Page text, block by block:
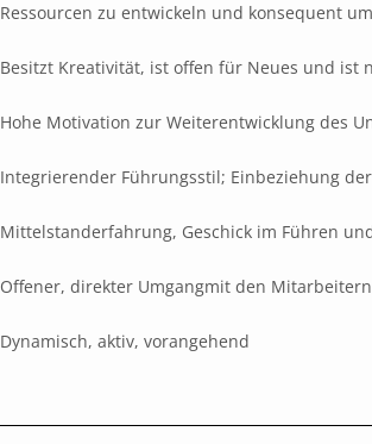
Ressourcen zu entwickeln und konsequent
Besitzt Kreativität, ist offen für Neues und ist
Hohe Motivation zur Weiterentwicklung des
Integrierender Führungsstil; Einbeziehung
Mittelstanderfahrung, Geschick im Führen
Offener, direkter Umgangmit den
Dynamisch, aktiv, vorangehend